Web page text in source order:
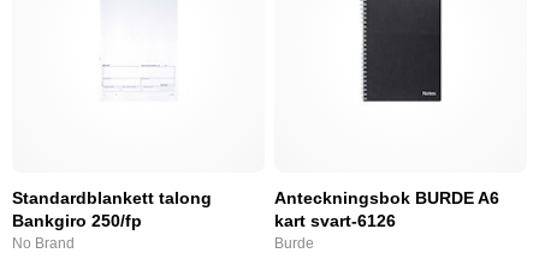
Standardblankett talong
Bankgiro 250/fp
No Brand
Anteckningsbok BURDE A6
kart svart-6126
Burde